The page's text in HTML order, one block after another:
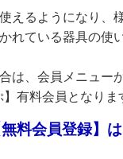
えるようになり、
れている器具の使
は、会員メニュー
有料会員となりま
料会員登録】